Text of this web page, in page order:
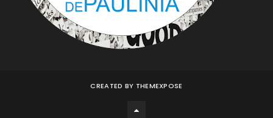
CREATED BY THEMEXPOSE